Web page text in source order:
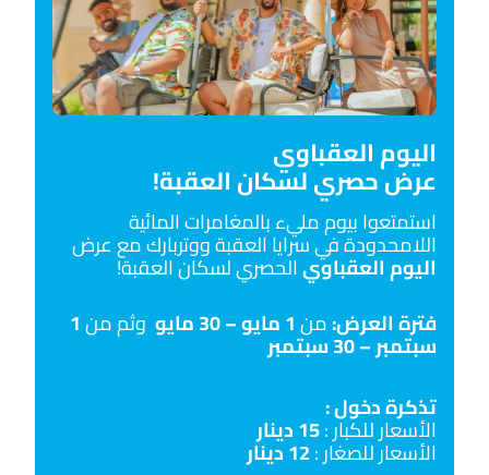
اليوم العقباوي
عرض حصري لسكان العقبة!
استمتعوا بيوم مليء بالمغامرات المائية
اللامحدودة في سرايا العقبة ووتربارك مع عرض
اليوم العقباويالحصري لسكان العقبة!
فترة العرض:من1 مايو – 30 مايو وثم من1
سبتمبر – 30 سبتمبر
تذكرة دخول :
الأسعار للكبار:
الأسعار للصغار :12 دينار